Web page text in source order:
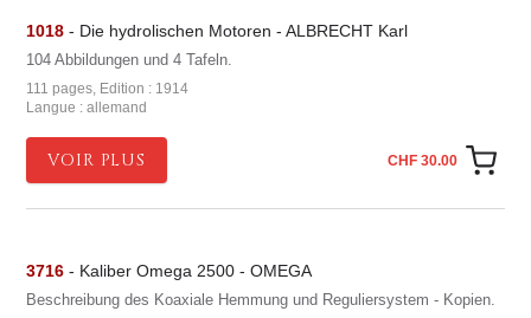
1018 - Die hydrolischen Motoren - ALBRECHT Karl
104 Abbildungen und 4 Tafeln.
111 pages, Edition : 1914
Langue : allemand
VOIR PLUS CHF 30.00
3716 - Kaliber Omega 2500 - OMEGA
Beschreibung des Koaxiale Hemmung und Reguliersystem - Kopien.